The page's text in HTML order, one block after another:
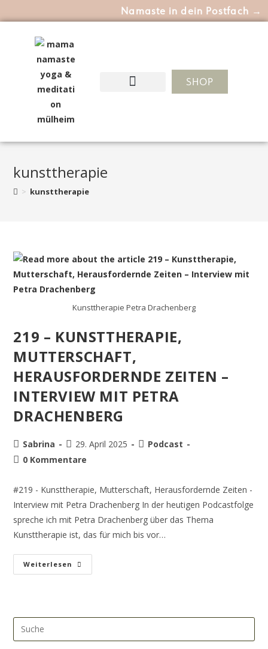
Namaste in dein Postfach →
SHOP
kunsttherapie
> kunsttherapie
Kunsttherapie Petra Drachenberg
219 – KUNSTTHERAPIE,
MUTTERSCHAFT,
HERAUSFORDERNDE ZEITEN –
INTERVIEW MIT PETRA
DRACHENBERG
Sabrina 29. April 2025
Podcast
0 Kommentare
#219 - Kunsttherapie, Mutterschaft, Herausfordernde Zeiten -
Interview mit Petra Drachenberg In der heutigen Podcastfolge
spreche ich mit Petra Drachenberg über das Thema
Kunsttherapie ist, das für mich bis vor…
Weiterlesen